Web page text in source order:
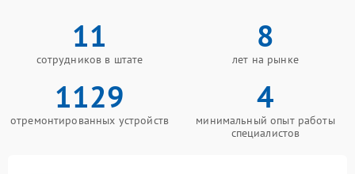
11
сотрудников в штате
8
лет на рынке
1129
отремонтированных устройств
4
минимальный опыт работы
специалистов